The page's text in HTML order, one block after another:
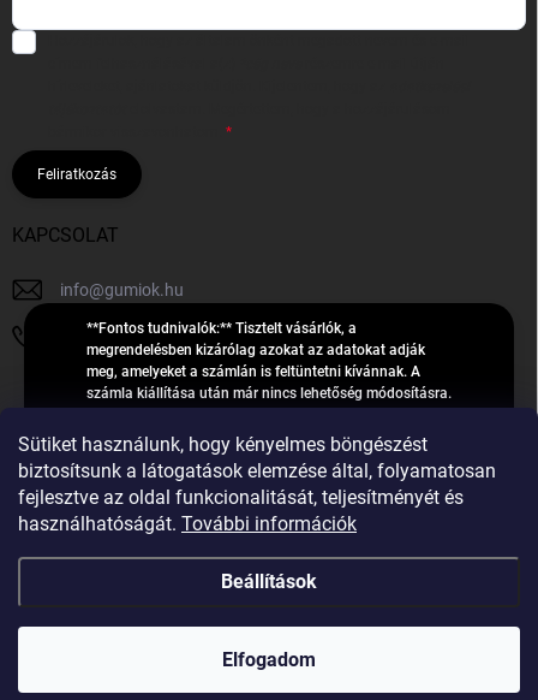
Sütiket használunk, hogy kényelmes böngészést
biztosítsunk a látogatások elemzése által, folyamatosan
fejlesztve az oldal funkcionalitását, teljesítményét és
használhatóságát. További információk
Beállítások
Elfogadom
**Fontos tudnivalók:** Tisztelt vásárlók, a
megrendelésben kizárólag azokat az adatokat adják
meg, amelyeket a számlán is feltüntetni kívánnak. A
számla kiállítása után már nincs lehetőség módosításra.
feldolgozása” státusz alatt van lehetőség! Csak új,
**2023-ban, 2024-ben vagy 2025-ben** gyártott
gumiabroncsokat árusítunk – a gumik **pontos DOT-
számáról nem adunk felvilágosítást**! Köszönjük. A
feldolgozás alatt álló nagyszámú megrendelésre
vagy feldolgozásáról való tájékoztatásra. Csak
válaszolunk a **[gumisuperke@gmail.com]
(mailto:gumisuperke@gmail.com)** címre küldött e-mail
Feliratkozás
KAPCSOLAT
info@gumiok.hu
+36705429902
R
U
K
E
R
Árukereső.hu
gumiok
GumiOK.hu webáruház